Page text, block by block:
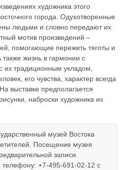
художника этого
города. Одухотворенные
людьми и словно передают их
мотив произведений –
помогающие пережить тяготы и
жизнь в гармонии с
их традиционным укладом,
его чувства, характер всегда
выставке предполагается
наброски художника из
музей Востока
Посещение музея
записи.
телефону: +7-495-691-02-12 с